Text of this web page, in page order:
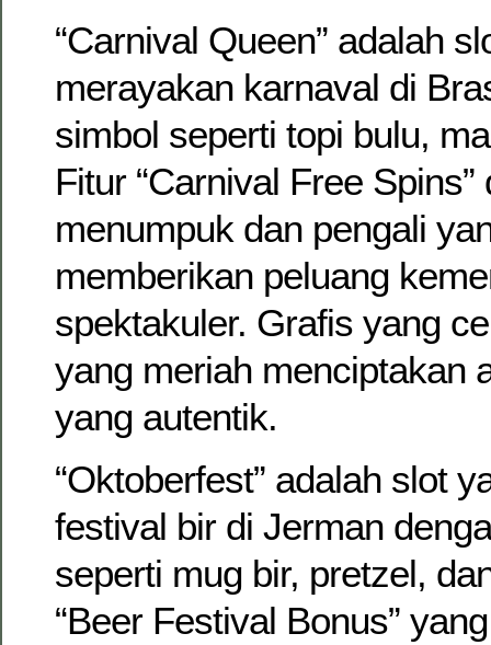
“Carnival Queen” adalah
merayakan karnaval di
simbol seperti topi bulu,
Fitur “Carnival Free
menumpuk dan pengali
memberikan peluang
spektakuler. Grafis yang
yang meriah menciptakan
yang autentik.
“Oktoberfest” adalah slot
festival bir di Jerman
seperti mug bir, pretzel,
“Beer Festival Bonus”